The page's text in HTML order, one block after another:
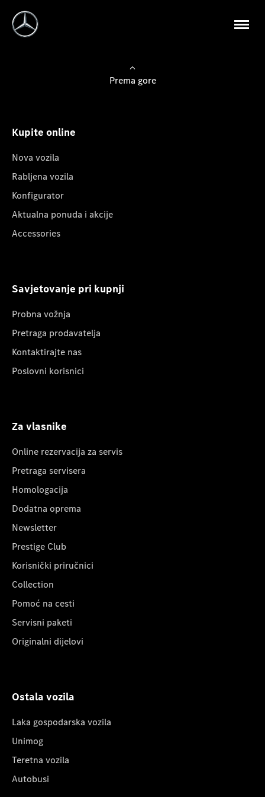
Prema gore
Kupite online
Nova vozila
Rabljena vozila
Konfigurator
Aktualna ponuda i akcije
Accessories
Savjetovanje pri kupnji
Probna vožnja
Pretraga prodavatelja
Kontaktirajte nas
Poslovni korisnici
Za vlasnike
Online rezervacija za servis
Pretraga servisera
Homologacija
Dodatna oprema
Newsletter
Prestige Club
Korisnički priručnici
Collection
Pomoć na cesti
Servisni paketi
Originalni dijelovi
Ostala vozila
Laka gospodarska vozila
Unimog
Teretna vozila
Autobusi